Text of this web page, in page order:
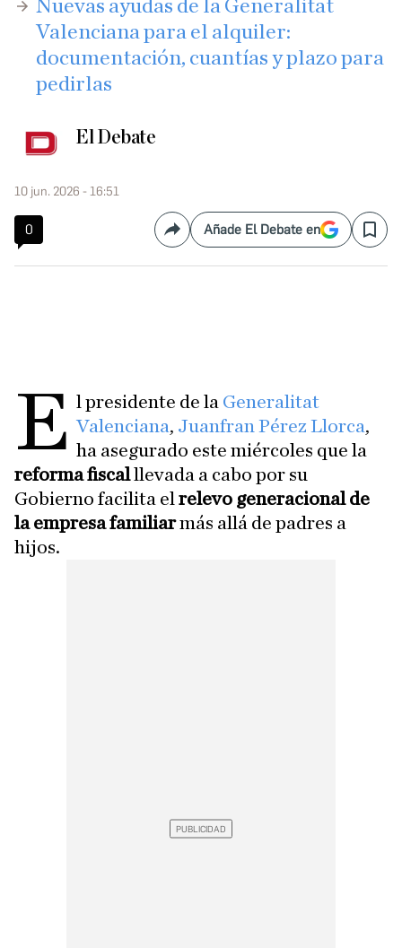
Nuevas ayudas de la Generalitat
Valenciana para el alquiler:
documentación, cuantías y plazo para
pedirlas
El Debate
10 jun. 2026 - 16:51
0 CompartirAñade El Debate en Save
E l presidente de la Generalitat
Valenciana, Juanfran Pérez Llorca,
ha asegurado este miércoles que la
reforma fiscalllevada a cabo por su
Gobierno facilita el relevo generacional de
la empresa familiarmás allá de padres a
hijos.